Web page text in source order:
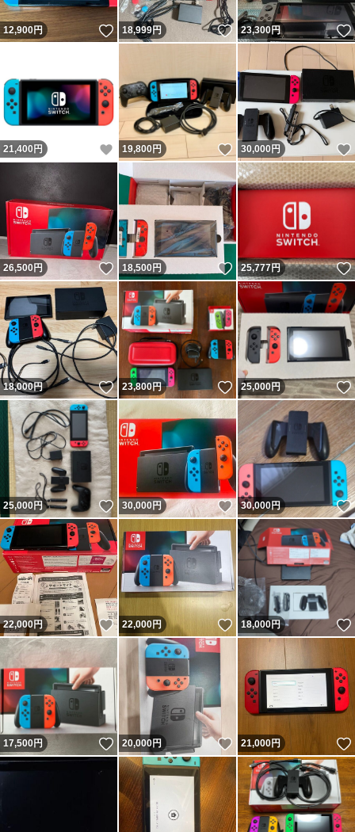
12,900円 いいね！
18,999円 いいね！
23,300円
21,400 円 いいね！
19,800円 いいね！
30,000 円
26,500円 いいね！
18,500円 いいね！
25,777円
18,000円 いいね！
23,800円 いいね！
25,000円
25,000円 いいね！
30,000円 いいね！
30,000円
22,000円 いいね！
22,000円 いいね！
18,000円
17,500円 いいね！
20,000円 いいね！
21,000円